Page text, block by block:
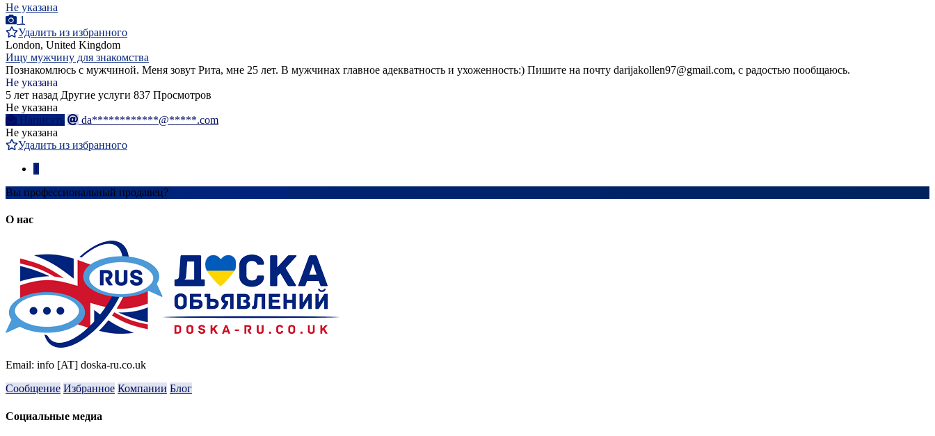
Не указана
1
Удалить из избранного
London, United Kingdom
Ищу мужчину для знакомства
Познакомлюсь с мужчиной. Меня зовут Рита, мне 25 лет. В мужчинах главное адекватность и ухоженность:) Пишите на почту darijakollen97@gmail.com, с радостью пообщаюсь.
Не указана
5 лет назад Другие услуги 837 Просмотров
Не указана
Написать
da************@*****.com
Не указана
Удалить из избранного
Вы профессиональный продавец?
О нас
Email: info [AT] doska-ru.co.uk
Сообщение Избранное Компании Блог
Социальные медиа